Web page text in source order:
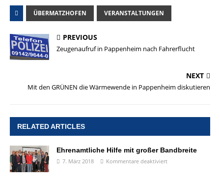
ÜBERMATZHOFEN VERANSTALTUNGEN
PREVIOUS
Zeugenaufruf in Pappenheim nach Fahrerflucht
NEXT
Mit den GRÜNEN die Wärmewende in Pappenheim diskutieren
RELATED ARTICLES
Ehrenamtliche Hilfe mit großer Bandbreite
7. März 2018 Kommentare deaktiviert